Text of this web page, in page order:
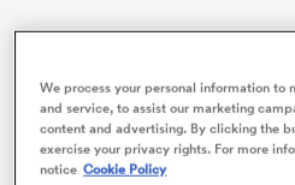
We process your personal information to
and service, to assist our marketing
content and advertising. By clicking the
exercise your privacy rights. For more
notice Cookie Policy